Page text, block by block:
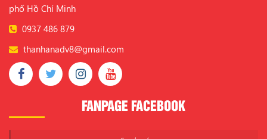
phố Hồ Chí Minh
0937 486 879
thanhanadv8@gmail.com
FANPAGE FACEBOOK